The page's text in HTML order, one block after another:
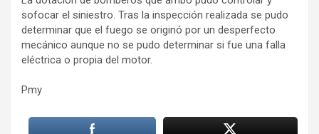
sofocar el siniestro. Tras la inspección realizada se pudo
determinar que el fuego se originó por un desperfecto
mecánico aunque no se pudo determinar si fue una falla
eléctrica o propia del motor.
Pmy